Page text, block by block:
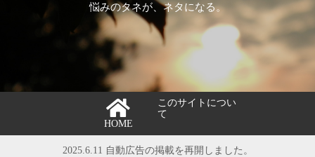
悩みのタネが、ネタになる。
HOME
このサイトについ
て
2025.6.11 自動広告の掲載を再開しました。